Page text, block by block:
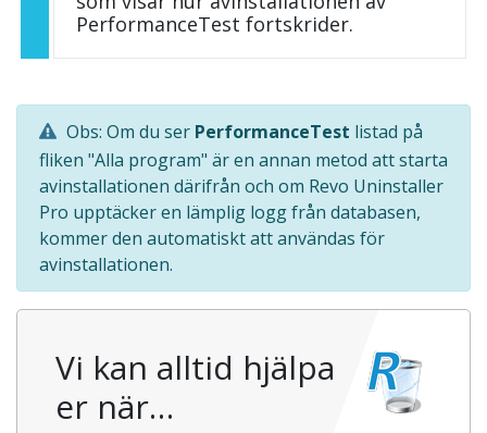
PerformanceTest fortskrider.
Obs: Om du ser PerformanceTest listad på
fliken "Alla program" är en annan metod att starta
avinstallationen därifrån och om Revo Uninstaller
Pro upptäcker en lämplig logg från databasen,
kommer den automatiskt att användas för
avinstallationen.
Vi kan alltid hjälpa
er när…